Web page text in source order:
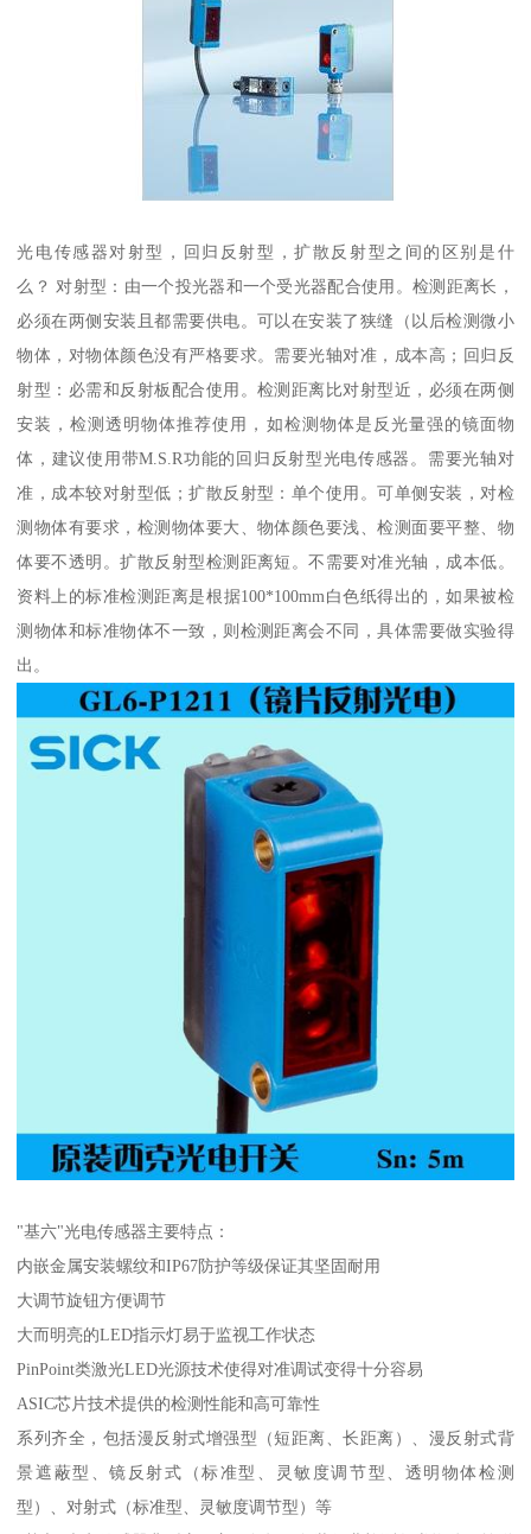
光电传感器对射型，回归反射型，扩散反射型之间的区别是什
么？ 对射型：由一个投光器和一个受光器配合使用。检测距离长，
必须在两侧安装且都需要供电。可以在安装了狭缝（以后检测微小
物体，对物体颜色没有严格要求。需要光轴对准，成本高；回归反
射型：必需和反射板配合使用。检测距离比对射型近，必须在两侧
安装，检测透明物体推荐使用，如检测物体是反光量强的镜面物
体，建议使用带M.S.R功能的回归反射型光电传感器。需要光轴对
准，成本较对射型低；扩散反射型：单个使用。可单侧安装，对检
测物体有要求，检测物体要大、物体颜色要浅、检测面要平整、物
体要不透明。扩散反射型检测距离短。不需要对准光轴，成本低。
资料上的标准检测距离是根据100*100mm白色纸得出的，如果被检
测物体和标准物体不一致，则检测距离会不同，具体需要做实验得
出。
"基六"光电传感器主要特点：
内嵌金属安装螺纹和IP67防护等级保证其坚固耐用
大调节旋钮方便调节
大而明亮的LED指示灯易于监视工作状态
PinPoint类激光LED光源技术使得对准调试变得十分容易
ASIC芯片技术提供的检测性能和高可靠性
系列齐全，包括漫反射式增强型（短距离、长距离）、漫反射式背
景遮蔽型、镜反射式（标准型、灵敏度调节型、透明物体检测
型）、对射式（标准型、灵敏度调节型）等